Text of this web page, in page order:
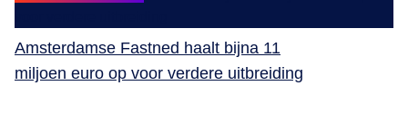
Amsterdamse Fastned haalt bijna 11
miljoen euro op voor verdere uitbreiding